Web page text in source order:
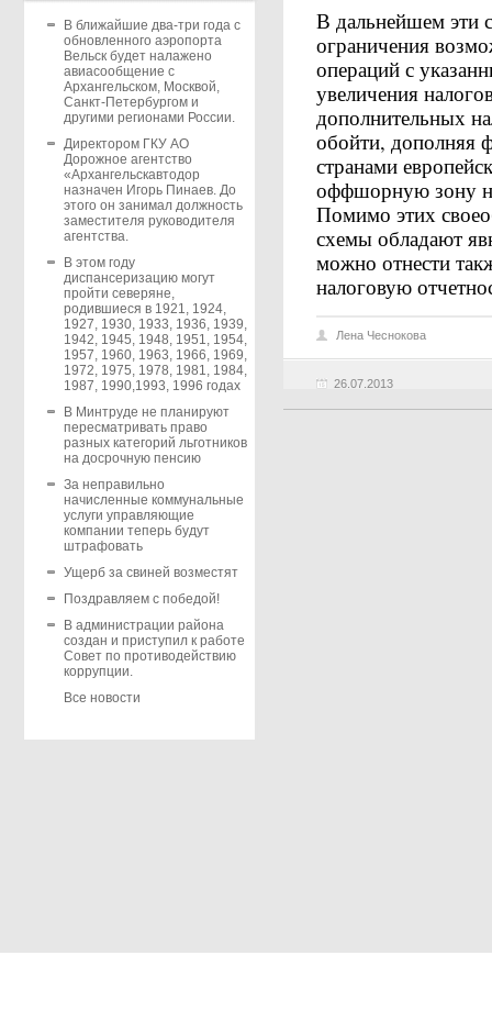
В ближайшие два-три года с
обновленного аэропорта
Вельск будет налажено
авиасообщение с
Архангельском, Москвой,
Санкт-Петербургом и
другими регионами России.
Директором ГКУ АО
Дорожное агентство
«Архангельскавтодор
назначен Игорь Пинаев. До
этого он занимал должность
заместителя руководителя
агентства.
В этом году
диспансеризацию могут
пройти северяне,
родившиеся в 1921, 1924,
1927, 1930, 1933, 1936, 1939,
1942, 1945, 1948, 1951, 1954,
1957, 1960, 1963, 1966, 1969,
1972, 1975, 1978, 1981, 1984,
1987, 1990,1993, 1996 годах
В Минтруде не планируют
пересматривать право
разных категорий льготников
на досрочную пенсию
За неправильно
начисленные коммунальные
услуги управляющие
компании теперь будут
штрафовать
Ущерб за свиней возместят
Поздравляем с победой!
В администрации района
создан и приступил к работе
Совет по противодействию
коррупции.
Все новости
В дальнейшем эти
ограничения
операций с
увеличения
дополнительных
обойти, дополняя
странами
оффшорную зону
Помимо этих
схемы обладают
можно отнести
налоговую
26.07.2013
Лена Чеснокова